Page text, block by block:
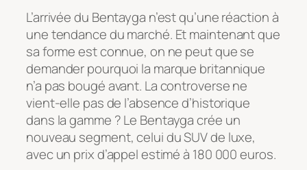
L’arrivée du Bentayga n’est qu’une réaction à
une tendance du marché. Et maintenant que
sa forme est connue, on ne peut que se
demander pourquoi la marque britannique
n’a pas bougé avant. La controverse ne
vient-elle pas de l’absence d’historique
dans la gamme ? Le Bentayga crée un
nouveau segment, celui du SUV de luxe,
avec un prix d’appel estimé à 180 000 euros.